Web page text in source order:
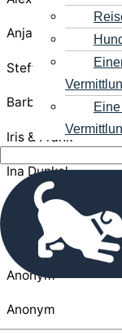
Anja
Steffi
Barbara
Iris & Frank
Ina Dunkel
Anonym
Anonym
Anonym